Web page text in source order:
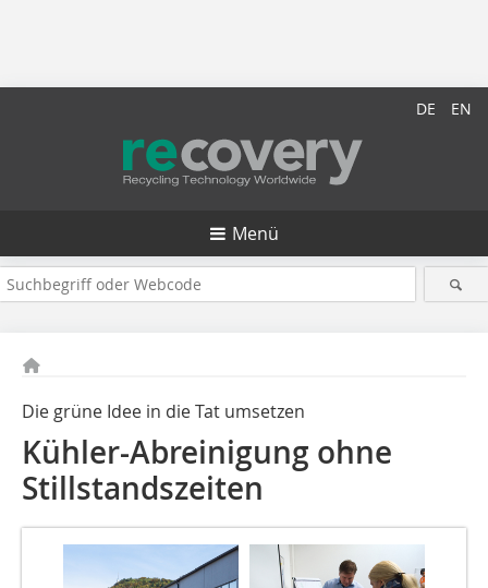
DE EN
Menü
Die grüne Idee in die Tat umsetzen
Kühler-Abreinigung ohne
Stillstandszeiten